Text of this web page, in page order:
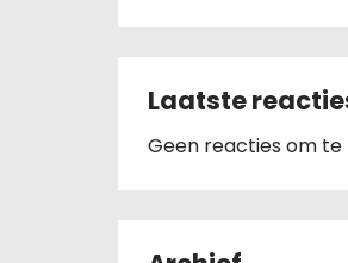
Laatste
Geen reacties om te